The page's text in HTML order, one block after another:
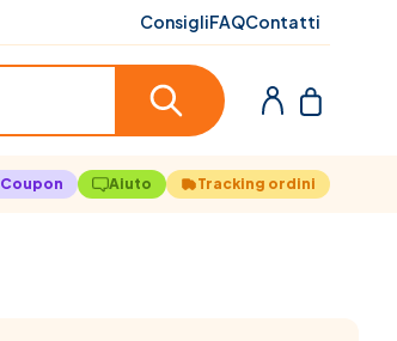
ConsigliFAQContatti
Coupon Aiuto Tracking ordini